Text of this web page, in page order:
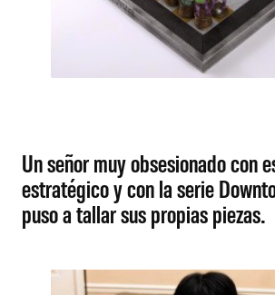
Un señor muy obsesionado con
estratégico y con la serie
puso a tallar sus propias piezas.